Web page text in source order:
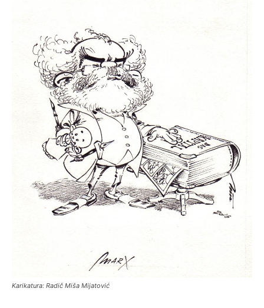
Karikatura: Radič Miša Mijatović